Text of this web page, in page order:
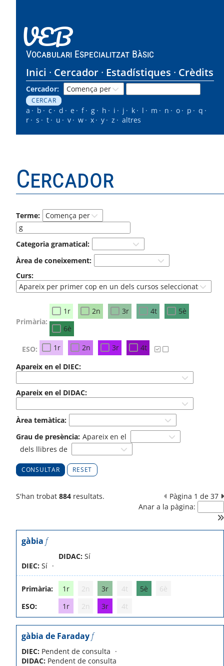
VEB
Vocabulari Especialitzat Bàsic
Inici Cercador Estadístiques Crèdits
Cercador:
a b c d e f g h i j k l m n o p
q
r
s t u v w x y z altres
Cercador
Terme:
Categoria gramatical:
Àrea de coneixement:
Curs:
Primària:
1r 2n 3r 4t
5è
6è
ESO: 1r 2n 3r
4t
Apareix en el DIEC:
Apareix en el DIDAC:
Àrea temàtica:
Grau de presència: Apareix en el
dels llibres de
RESET
S'han trobat 884 resultats.
Pàgina 1 de 37
Anar a la pàgina:
gàbia f
DIEC: Sí
DIDAC: Sí
Primària: 1r 2n 3r 4t 5è
6è
ESO:
1r 2n 3r 4t
gàbia de Faradayf
DIEC: Pendent de consulta
DIDAC: Pendent de consulta